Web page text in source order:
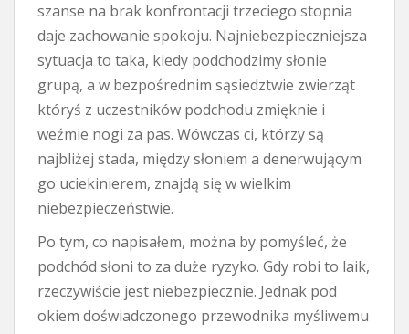
szanse na brak konfrontacji trzeciego stopnia
daje zachowanie spokoju. Najniebezpieczniejsza
sytuacja to taka, kiedy podchodzimy słonie
grupą, a w bezpośrednim sąsiedztwie zwierząt
któryś z uczestników podchodu zmięknie i
weźmie nogi za pas. Wówczas ci, którzy są
najbliżej stada, między słoniem a denerwującym
go uciekinierem, znajdą się w wielkim
niebezpieczeństwie.
Po tym, co napisałem, można by pomyśleć, że
podchód słoni to za duże ryzyko. Gdy robi to laik,
rzeczywiście jest niebezpiecznie. Jednak pod
okiem doświadczonego przewodnika myśliwemu